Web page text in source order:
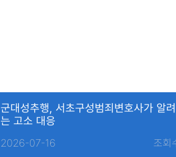
군대성추행, 서초구성범죄변호사가 알려
는 고소 대응
2026-07-16 조회